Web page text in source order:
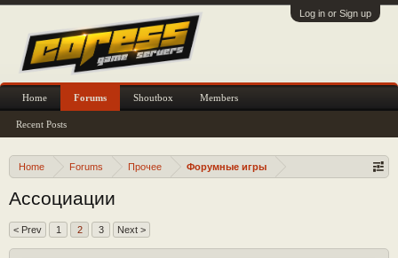
Log in or Sign up
Home Forums Прочее Форумные игры
Ассоциации
< Prev 1 2 3 Next >
Home Forums
Recent Posts
Shoutbox Members